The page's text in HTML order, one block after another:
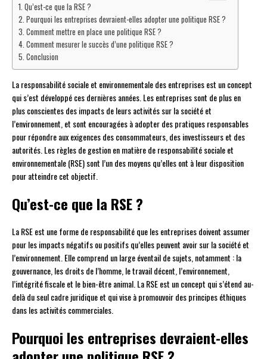
Qu’est-ce que la RSE ?
Pourquoi les entreprises devraient-elles adopter une politique RSE ?
Comment mettre en place une politique RSE ?
Comment mesurer le succès d’une politique RSE ?
Conclusion
La responsabilité sociale et environnementale des entreprises est un concept
qui s’est développé ces dernières années. Les entreprises sont de plus en
plus conscientes des impacts de leurs activités sur la société et
l’environnement, et sont encouragées à adopter des pratiques responsables
pour répondre aux exigences des consommateurs, des investisseurs et des
autorités. Les règles de gestion en matière de responsabilité sociale et
environnementale (RSE) sont l’un des moyens qu’elles ont à leur disposition
pour atteindre cet objectif.
Qu’est-ce que la RSE ?
La RSE est une forme de responsabilité que les entreprises doivent assumer
pour les impacts négatifs ou positifs qu’elles peuvent avoir sur la société et
l’environnement. Elle comprend un large éventail de sujets, notamment : la
gouvernance, les droits de l’homme, le travail décent, l’environnement,
l’intégrité fiscale et le bien-être animal. La RSE est un concept qui s’étend au-
delà du seul cadre juridique et qui vise à promouvoir des principes éthiques
dans les activités commerciales.
Pourquoi les entreprises devraient-elles